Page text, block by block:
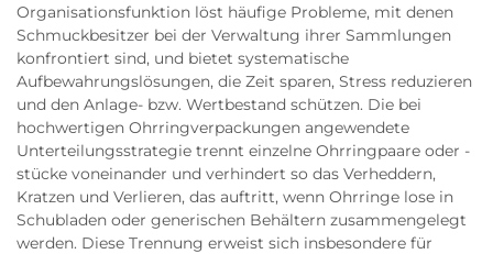
Organisationsfunktion löst häufige Probleme, mit denen
Schmuckbesitzer bei der Verwaltung ihrer Sammlungen
konfrontiert sind, und bietet systematische
Aufbewahrungslösungen, die Zeit sparen, Stress reduzieren
und den Anlage- bzw. Wertbestand schützen. Die bei
hochwertigen Ohrringverpackungen angewendete
Unterteilungsstrategie trennt einzelne Ohrringpaare oder -
stücke voneinander und verhindert so das Verheddern,
Kratzen und Verlieren, das auftritt, wenn Ohrringe lose in
Schubladen oder generischen Behältern zusammengelegt
werden. Diese Trennung erweist sich insbesondere für